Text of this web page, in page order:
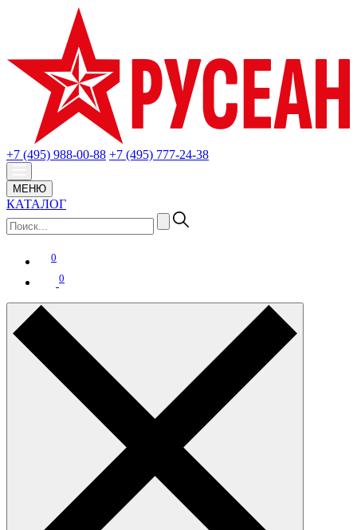
+7 (495) 988-00-88 +7 (495) 777-24-38
МЕНЮ
КАТАЛОГ
0
0